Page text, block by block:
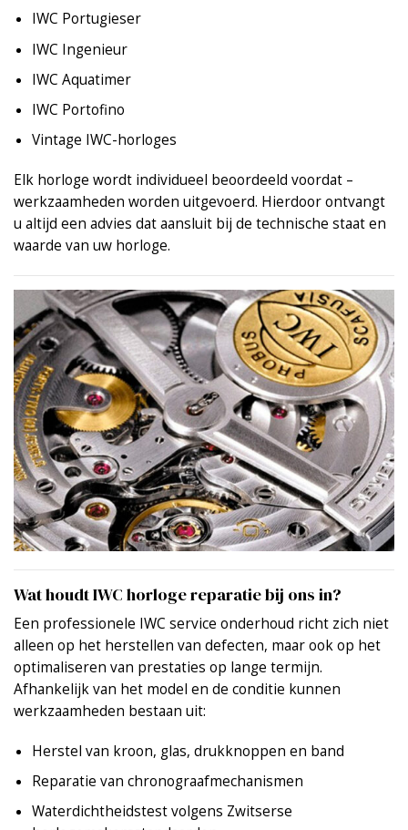
IWC Portugieser
IWC Ingenieur
IWC Aquatimer
IWC Portofino
Vintage IWC-horloges
Elk horloge wordt individueel beoordeeld voordat –
werkzaamheden worden uitgevoerd. Hierdoor ontvangt
u altijd een advies dat aansluit bij de technische staat en
waarde van uw horloge.
Wat houdt IWC horloge reparatie bij ons in?
Een professionele IWC service onderhoud richt zich niet
alleen op het herstellen van defecten, maar ook op het
optimaliseren van prestaties op lange termijn.
Afhankelijk van het model en de conditie kunnen
werkzaamheden bestaan uit:
Herstel van kroon, glas, drukknoppen en band
Reparatie van chronograafmechanismen
Waterdichtheidstest volgens Zwitserse